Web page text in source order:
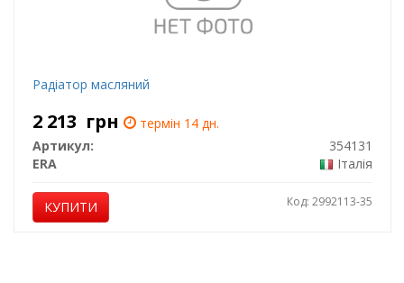
Радiатор масляний
2 213 грн
термін 14 дн.
Артикул:
354131
ERA
Італія
КУПИТИ Код: 2992113-35